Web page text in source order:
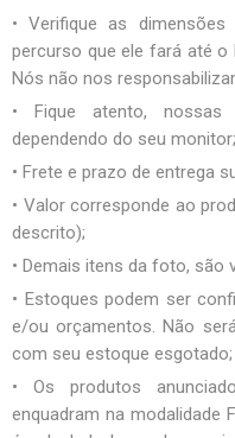
• Verifique as
percurso que ele fará até o
Nós não nos
• Fique atento,
dependendo do seu monitor;
• Frete e prazo de entrega
• Valor corresponde ao
descrito);
• Demais itens da foto, são
• Estoques podem ser
e/ou orçamentos. Não
com seu estoque esgotado;
• Os produtos
enquadram na modalidade